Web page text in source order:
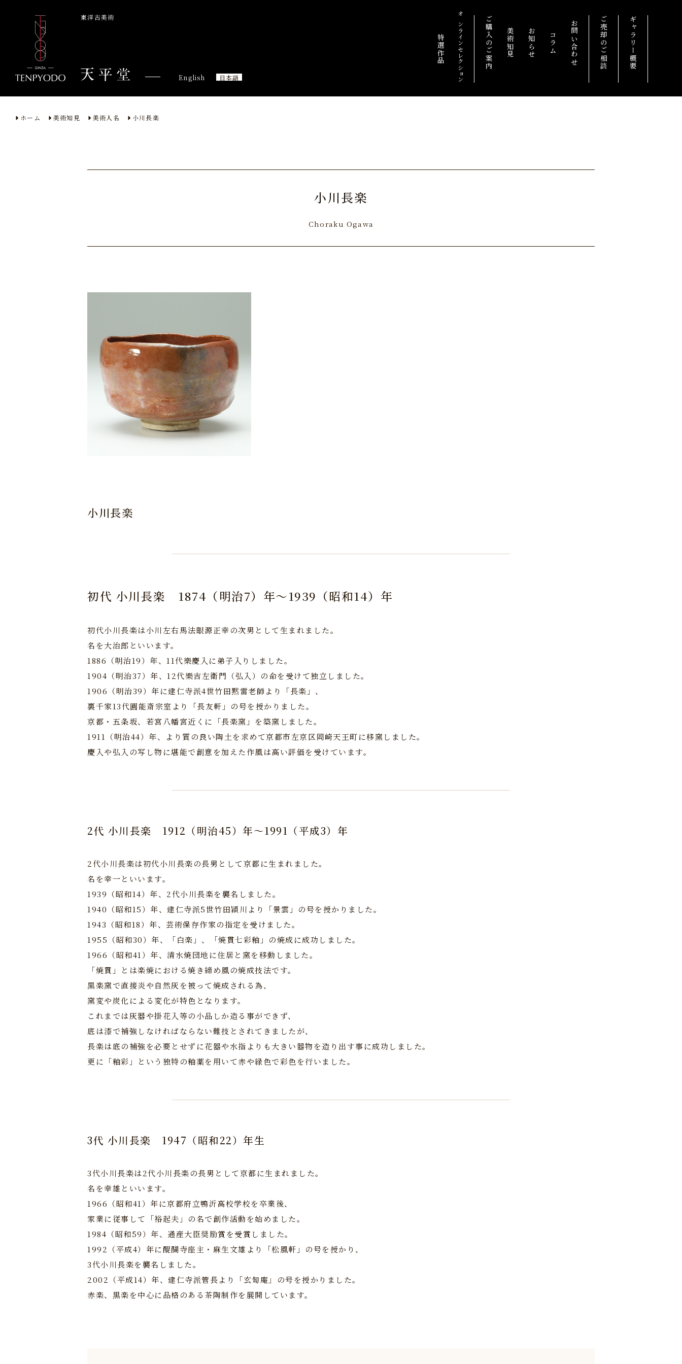
東洋古美術
English 日本語
特選作品 オンラインセレクション ご購入のご案内 美術知見 お知らせ コラム お問い合わせ ご売却のご相談 ギャラリー概要
ホーム 美術知見 美術人名 小川長楽
小川長楽
Choraku Ogawa
小川長楽
初代 小川長楽 1874（明治7）年～1939（昭和14）年
初代小川長楽は小川左右馬法眼源正幸の次男として生まれました。
名を大治郎といいます。
1886（明治19）年、11代樂慶入に弟子入りしました。
1904（明治37）年、12代樂吉左衛門（弘入）の命を受けて独立しました。
1906（明治39）年に建仁寺派4世竹田黙雷老師より「長楽」、
裏千家13代圓能斎宗室より「長友軒」の号を授かりました。
京都・五条坂、若宮八幡宮近くに「長楽窯」を築窯しました。
1911（明治44）年、より質の良い陶土を求めて京都市左京区岡崎天王町に移窯しました。
慶入や弘入の写し物に堪能で創意を加えた作風は高い評価を受けています。
2代 小川長楽 1912（明治45）年～1991（平成3）年
2代小川長楽は初代小川長楽の長男として京都に生まれました。
名を幸一といいます。
1939（昭和14）年、2代小川長楽を襲名しました。
1940（昭和15）年、建仁寺派5世竹田穎川より「景雲」の号を授かりました。
1943（昭和18）年、芸術保存作家の指定を受けました。
1955（昭和30）年、「白楽」、「焼貫七彩釉」の焼成に成功しました。
1966（昭和41）年、清水焼団地に住居と窯を移動しました。
「焼貫」とは楽焼における焼き締め風の焼成技法です。
黒楽窯で直接炎や自然灰を被って焼成される為、
窯変や炭化による変化が特色となります。
これまでは灰器や掛花入等の小品しか造る事ができず、
底は漆で補強しなければならない難技とされてきましたが、
長楽は底の補強を必要とせずに花器や水指よりも大きい器物を造り出す事に成功しました。
更に「釉彩」という独特の釉薬を用いて赤や緑色で彩色を行いました。
3代 小川長楽 1947（昭和22）年生
3代小川長楽は2代小川長楽の長男として京都に生まれました。
名を幸雄といいます。
1966（昭和41）年に京都府立鴨沂高校学校を卒業後、
家業に従事して「裕起夫」の名で創作活動を始めました。
1984（昭和59）年、通産大臣奨励賞を受賞しました。
1992（平成4）年に醍醐寺座主・麻生文雄より「松風軒」の号を授かり、
3代小川長楽を襲名しました。
2002（平成14）年、建仁寺派管長より「玄匋庵」の号を授かりました。
赤楽、黒楽を中心に品格のある茶陶制作を展開しています。